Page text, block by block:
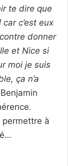
te dire que
c’est eux
donner
et Nice si
moi je suis
ça n’a
à